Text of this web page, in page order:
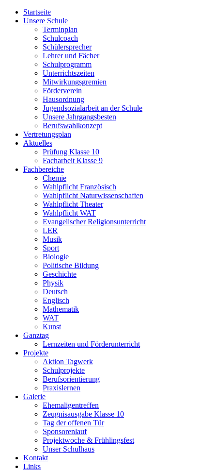
Startseite
Unsere Schule
Terminplan
Schulcoach
Schülersprecher
Lehrer und Fächer
Schulprogramm
Unterrichtszeiten
Mitwirkungsgremien
Förderverein
Hausordnung
Jugendsozialarbeit an der Schule
Unsere Jahrgangsbesten
Berufswahlkonzept
Vertretungsplan
Aktuelles
Prüfung Klasse 10
Facharbeit Klasse 9
Fachbereiche
Chemie
Wahlpflicht Französisch
Wahlpflicht Naturwissenschaften
Wahlpflicht Theater
Wahlpflicht WAT
Evangelischer Religionsunterricht
LER
Musik
Sport
Biologie
Politische Bildung
Geschichte
Physik
Deutsch
Englisch
Mathematik
WAT
Kunst
Ganztag
Lernzeiten und Förderunterricht
Projekte
Aktion Tagwerk
Schulprojekte
Berufsorientierung
Praxislernen
Galerie
Ehemaligentreffen
Zeugnisausgabe Klasse 10
Tag der offenen Tür
Sponsorenlauf
Projektwoche & Frühlingsfest
Unser Schulhaus
Kontakt
Links